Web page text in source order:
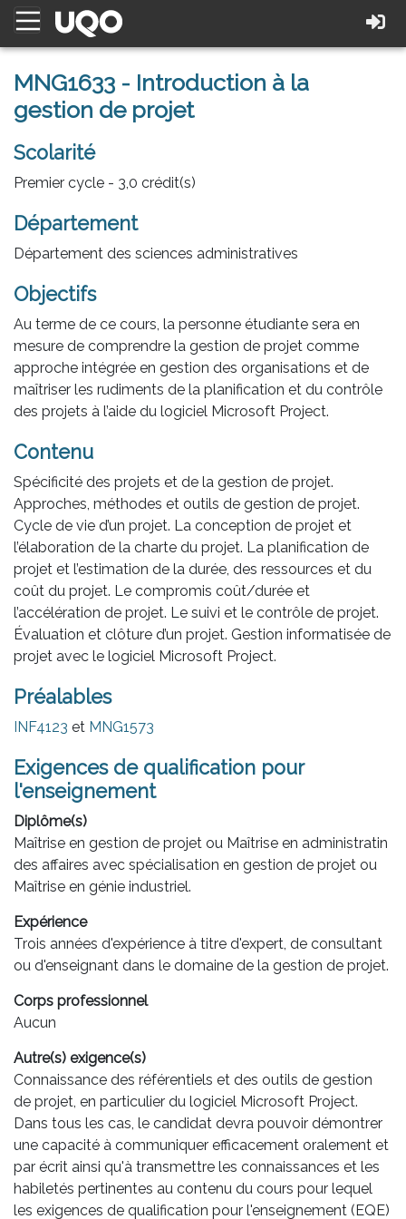
MNG1633 - Introduction à la
gestion de projet
Scolarité
Premier cycle - 3,0 crédit(s)
Département
Département des sciences administratives
Objectifs
Au terme de ce cours, la personne étudiante sera en
mesure de comprendre la gestion de projet comme
approche intégrée en gestion des organisations et de
maîtriser les rudiments de la planification et du contrôle
des projets à l’aide du logiciel Microsoft Project.
Contenu
Spécificité des projets et de la gestion de projet.
Approches, méthodes et outils de gestion de projet.
Cycle de vie d’un projet. La conception de projet et
l’élaboration de la charte du projet. La planification de
projet et l’estimation de la durée, des ressources et du
coût du projet. Le compromis coût/durée et
l’accélération de projet. Le suivi et le contrôle de projet.
Évaluation et clôture d’un projet. Gestion informatisée de
projet avec le logiciel Microsoft Project.
Préalables
INF4123 et MNG1573
Exigences de qualification pour
l'enseignement
Diplôme(s)
Maîtrise en gestion de projet ou Maîtrise en administratin
des affaires avec spécialisation en gestion de projet ou
Maîtrise en génie industriel.
Expérience
Trois années d'expérience à titre d'expert, de consultant
ou d'enseignant dans le domaine de la gestion de projet.
Corps professionnel
Aucun
Autre(s) exigence(s)
Connaissance des référentiels et des outils de gestion
de projet, en particulier du logiciel Microsoft Project.
Dans tous les cas, le candidat devra pouvoir démontrer
une capacité à communiquer efficacement oralement et
par écrit ainsi qu'à transmettre les connaissances et les
habiletés pertinentes au contenu du cours pour lequel
les exigences de qualification pour l'enseignement (EQE)